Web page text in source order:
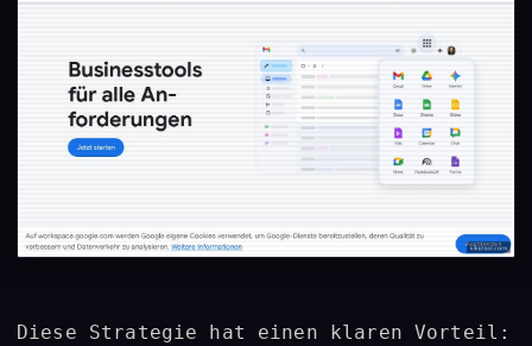
Diese Strategie hat einen klaren Vorteil: